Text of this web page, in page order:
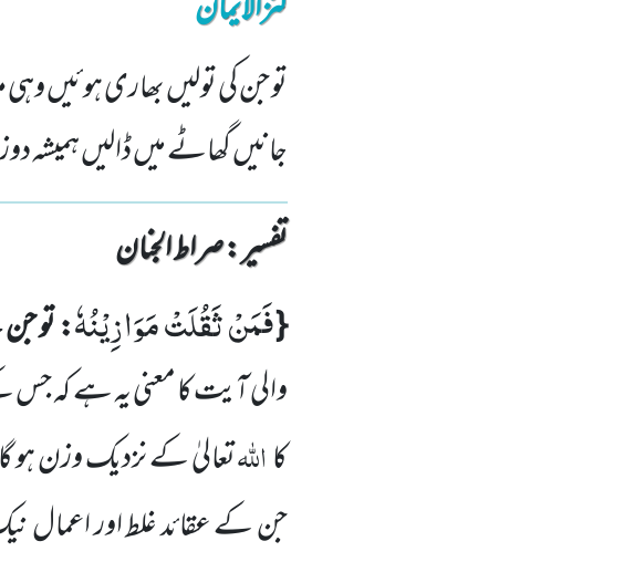
تو جن کی تولیں بھاری ہوئیں وہی
جانیں گھاٹے میں ڈالیں
تفسیر : ‎صراط الجنان
{فَمَنْ ثَقُلَتْ مَوَازِیْنُهٗ: تو
والی آیت کا معنی یہ ہے کہ
کااللہتعالیٰ کے نزدیک وزن ہو
جن کے عقائد غلط اور اعمال